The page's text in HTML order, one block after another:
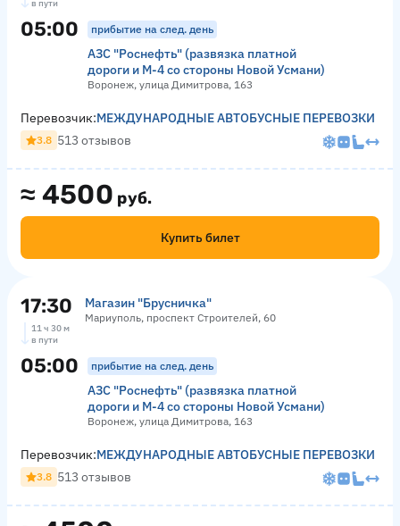
в пути
05:00 прибытие на след. день
АЗС "Роснефть" (развязка платной
дороги и М-4 со стороны Новой Усмани)
Воронеж, улица Димитрова, 163
≈ 4500 руб.
Купить билет
Перевозчик:МЕЖДУНАРОДНЫЕ АВТОБУСНЫЕ ПЕРЕВОЗКИ
3.8 513 отзывов
17:30 Магазин "Брусничка"
Мариуполь, проспект Строителей, 60
11 ч 30 м
в пути
05:00 прибытие на след. день
АЗС "Роснефть" (развязка платной
дороги и М-4 со стороны Новой Усмани)
Воронеж, улица Димитрова, 163
Перевозчик:МЕЖДУНАРОДНЫЕ АВТОБУСНЫЕ ПЕРЕВОЗКИ
3.8 513 отзывов